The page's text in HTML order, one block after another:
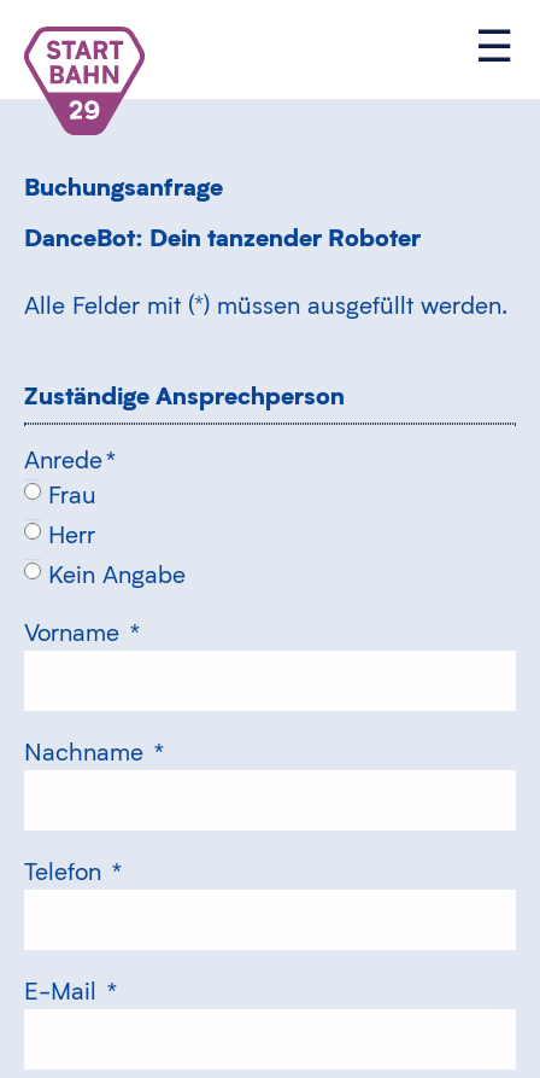
Buchungsanfrage
DanceBot: Dein tanzender Roboter
Alle Felder mit (*) müssen ausgefüllt werden.
Zuständige Ansprechperson
Anrede*
Frau
Herr
Kein Angabe
Vorname *
Nachname *
Telefon *
E-Mail *